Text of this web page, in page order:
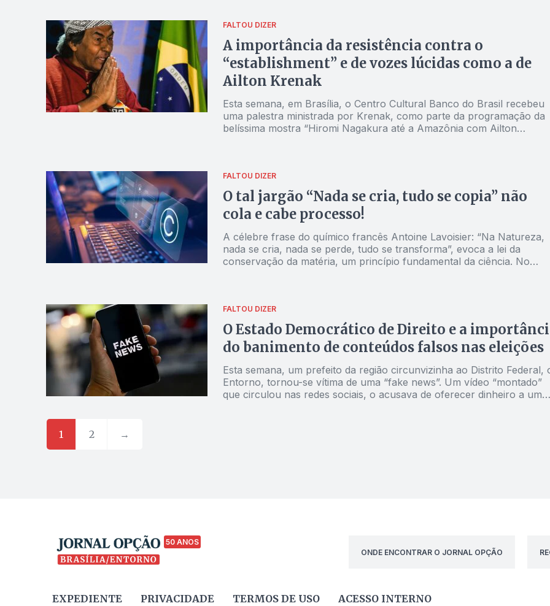
FALTOU DIZER
A importância da resistência contra o
“establishment” e de vozes lúcidas como a de
Ailton Krenak
Esta semana, em Brasília, o Centro Cultural Banco do Brasil recebeu
uma palestra ministrada por Krenak, como parte da programação da
belíssima mostra “Hiromi Nagakura até a Amazônia com Ailton
FALTOU DIZER
O tal jargão “Nada se cria, tudo se copia” não
cola e cabe processo!
A célebre frase do químico francês Antoine Lavoisier: “Na Natureza,
nada se cria, nada se perde, tudo se transforma”, evoca a lei da
conservação da matéria, um princípio fundamental da ciência. No
FALTOU DIZER
O Estado Democrático de Direito e a
do banimento de conteúdos falsos nas eleições
Esta semana, um prefeito da região circunvizinha ao Distrito Federal,
Entorno, tornou-se vítima de uma “fake news”. Um vídeo “montado”
que circulou nas redes sociais, o acusava de oferecer dinheiro a um
1 2 →
50 ANOS
ONDE ENCONTRAR O JORNAL OPÇÃO
EXPEDIENTE PRIVACIDADE TERMOS DE USO ACESSO INTERNO